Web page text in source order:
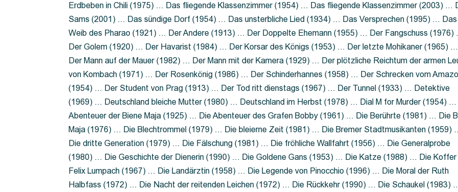
Erdbeben in Chili (1975) … Das fliegende Klassenzimmer (1954) … Das fliegende Klassenzimmer (2003) …
Sams (2001) … Das sündige Dorf (1954) … Das unsterbliche Lied (1934) … Das Versprechen (1995) … Das
Weib des Pharao (1921) … Der Andere (1913) … Der Doppelte Ehemann (1955) … Der Fangschuss (1976)
Der Golem (1920) … Der Havarist (1984) … Der Korsar des Königs (1953) … Der letzte Mohikaner (1965) …
Der Mann auf der Mauer (1982) … Der Mann mit der Kamera (1929) … Der plötzliche Reichtum der armen
von Kombach (1971) … Der Rosenkönig (1986) … Der Schinderhannes (1958) … Der Schrecken vom
(1954) … Der Student von Prag (1913) … Der Tod ritt dienstags (1967) … Der Tunnel (1933) … Detektive
(1969) … Deutschland bleiche Mutter (1980) … Deutschland im Herbst (1978) … Dial M for Murder (1954) …
Abenteuer der Biene Maja (1925) … Die Abenteuer des Grafen Bobby (1961) … Die Berührte (1981) … Die
Maja (1976) … Die Blechtrommel (1979) … Die bleierne Zeit (1981) … Die Bremer Stadtmusikanten (1959)
Die dritte Generation (1979) … Die Fälschung (1981) … Die fröhliche Wallfahrt (1956) … Die Generalprobe
(1980) … Die Geschichte der Dienerin (1990) … Die Goldene Gans (1953) … Die Katze (1988) … Die Koffer
Felix Lumpach (1967) … Die Landärztin (1958) … Die Legende von Pinocchio (1996) … Die Moral der Ruth
Halbfass (1972) … Die Nacht der reitenden Leichen (1972) … Die Rückkehr (1990) … Die Schaukel (1983)